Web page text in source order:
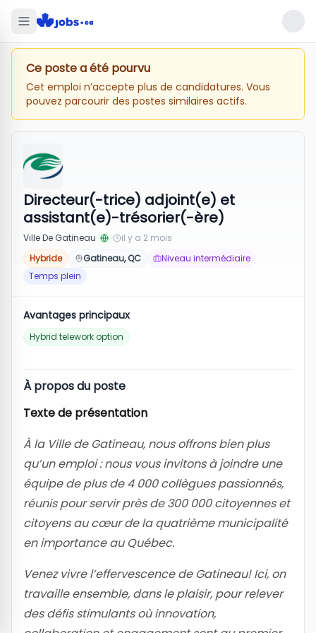
Ce poste a été pourvu
Cet emploi n’accepte plus de candidatures. Vous
pouvez parcourir des postes similaires actifs.
Directeur(-trice) adjoint(e) et
assistant(e)-trésorier(-ère)
Ville De Gatineau
il y a 2 mois
Hybride
Gatineau, QC
Niveau intermédiaire
Temps plein
Avantages principaux
Hybrid telework option
À propos du poste
Texte de présentation
À la Ville de Gatineau, nous offrons bien plus
qu’un emploi : nous vous invitons à joindre une
équipe de plus de 4 000 collègues passionnés,
réunis pour servir près de 300 000 citoyennes et
citoyens au cœur de la quatrième municipalité
en importance au Québec.
Venez vivre l’effervescence de Gatineau! Ici, on
travaille ensemble, dans le plaisir, pour relever
des défis stimulants où innovation,